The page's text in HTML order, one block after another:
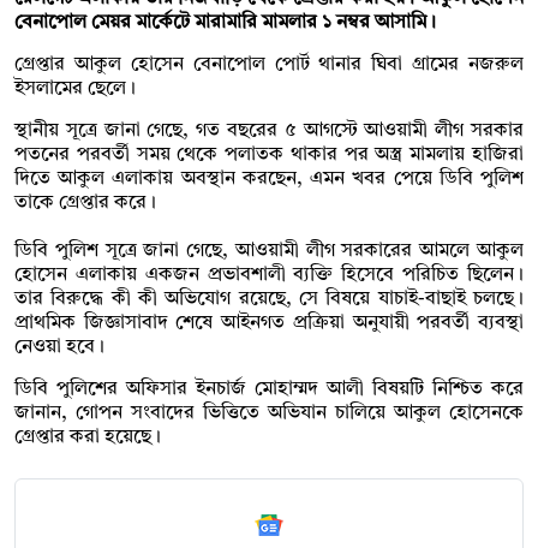
বেনাপোল মেয়র মার্কেটে মারামারি মামলার ১ নম্বর আসামি।
গ্রেপ্তার আকুল হোসেন বেনাপোল পোর্ট থানার ঘিবা গ্রামের নজরুল
ইসলামের ছেলে।
স্থানীয় সূত্রে জানা গেছে, গত বছরের ৫ আগস্টে আওয়ামী লীগ সরকার
পতনের পরবর্তী সময় থেকে পলাতক থাকার পর অস্ত্র মামলায় হাজিরা
দিতে আকুল এলাকায় অবস্থান করছেন, এমন খবর পেয়ে ডিবি পুলিশ
তাকে গ্রেপ্তার করে।
ডিবি পুলিশ সূত্রে জানা গেছে, আওয়ামী লীগ সরকারের আমলে আকুল
হোসেন এলাকায় একজন প্রভাবশালী ব্যক্তি হিসেবে পরিচিত ছিলেন।
তার বিরুদ্ধে কী কী অভিযোগ রয়েছে, সে বিষয়ে যাচাই-বাছাই চলছে।
প্রাথমিক জিজ্ঞাসাবাদ শেষে আইনগত প্রক্রিয়া অনুযায়ী পরবর্তী ব্যবস্থা
নেওয়া হবে।
ডিবি পুলিশের অফিসার ইনচার্জ মোহাম্মদ আলী বিষয়টি নিশ্চিত করে
জানান, গোপন সংবাদের ভিত্তিতে অভিযান চালিয়ে আকুল হোসেনকে
গ্রেপ্তার করা হয়েছে।